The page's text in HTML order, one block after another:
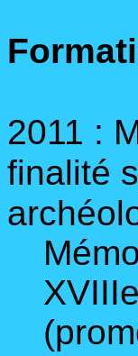
2011 :
finalité